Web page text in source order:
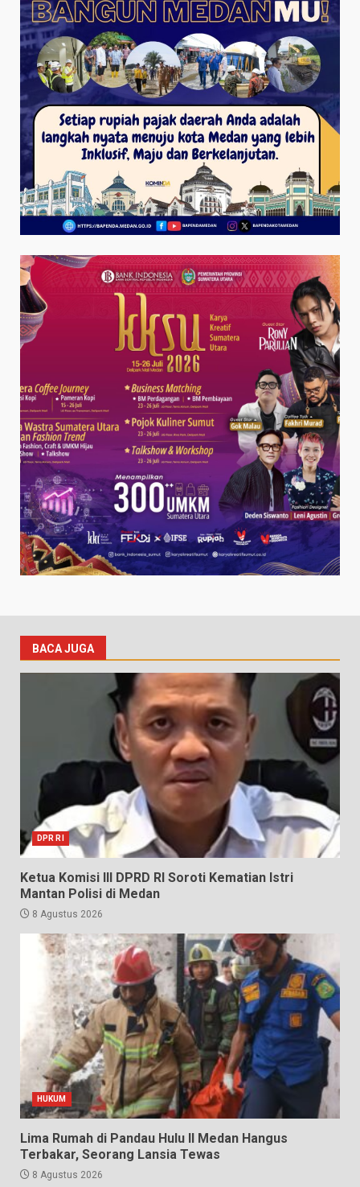
BACA JUGA
DPR RI
Ketua Komisi III DPRD RI Soroti Kematian Istri
Mantan Polisi di Medan
8 Agustus 2026
HUKUM
Lima Rumah di Pandau Hulu II Medan Hangus
Terbakar, Seorang Lansia Tewas
8 Agustus 2026